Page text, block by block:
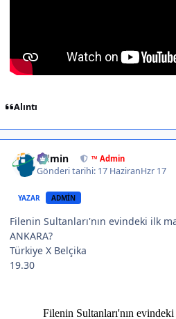
Alıntı
Admin ™ Admin
Gönderi tarihi: 17 HaziranHzr 17
YAZAR ADMIN
Filenin Sultanları'nın evindeki ilk
ANKARA?
Türkiye X Belçika
19.30